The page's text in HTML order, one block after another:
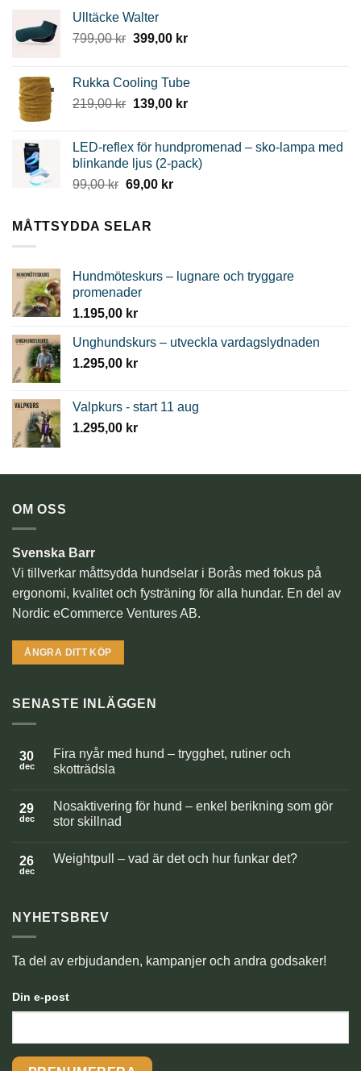
Ulltäcke Walter
799,00kr Det
var:
799,00 kr.
399,00 krDet
är:
399,00 kr.
Rukka Cooling Tube
219,00kr Det
var:
219,00 kr.
139,00 krDet
är:
139,00 kr.
LED-reflex för hundpromenad – sko-lampa med
blinkande ljus (2-pack)
99,00kr Det
var:
69,00 krDet
MÅTTSYDDA SELAR
Hundmöteskurs – lugnare och tryggare
promenader
1.195,00 kr
Unghundskurs – utveckla vardagslydnaden
1.295,00 kr
Valpkurs - start 11 aug
1.295,00 kr
OM OSS
Svenska Barr
Vi tillverkar måttsydda hundselar i Borås med fokus på
ergonomi, kvalitet och fysträning för alla hundar. En del av
Nordic eCommerce Ventures AB.
ÅNGRA DITT KÖP
SENASTE INLÄGGEN
30
dec
Fira nyår med hund – trygghet, rutiner och
skotträdsla
till
Fira
nyår
–
trygghet,
29
dec
Nosaktivering för hund – enkel berikning som gör
stor skillnad
till
Nosaktivering
enkel
berikning
skillnad
26
dec
Weightpull – vad är det och hur funkar det?
–
och
hur
NYHETSBREV
Ta del av erbjudanden, kampanjer och andra godsaker!
Din e-post